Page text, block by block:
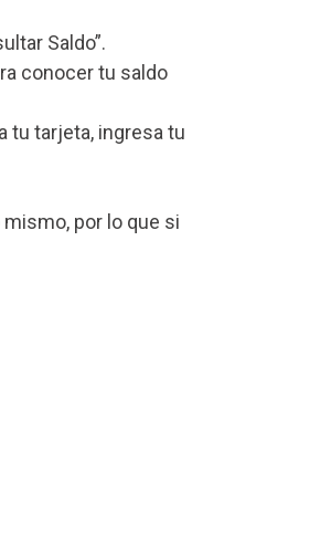
Saldo”.
conocer tu saldo
tu tarjeta, ingresa tu
por lo que si